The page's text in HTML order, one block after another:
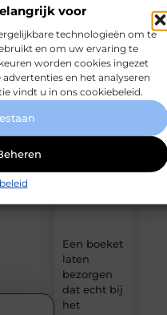
voor
technologieën om te
en om uw ervaring te
worden cookies ingezet
en het analyseren
vindt u in ons cookiebeleid.
door
nieuwste
artikelen
van
MundaMarketing.nl
–
content,
inzichten.
Een boeket
laten
bezorgen
dat echt bij
het